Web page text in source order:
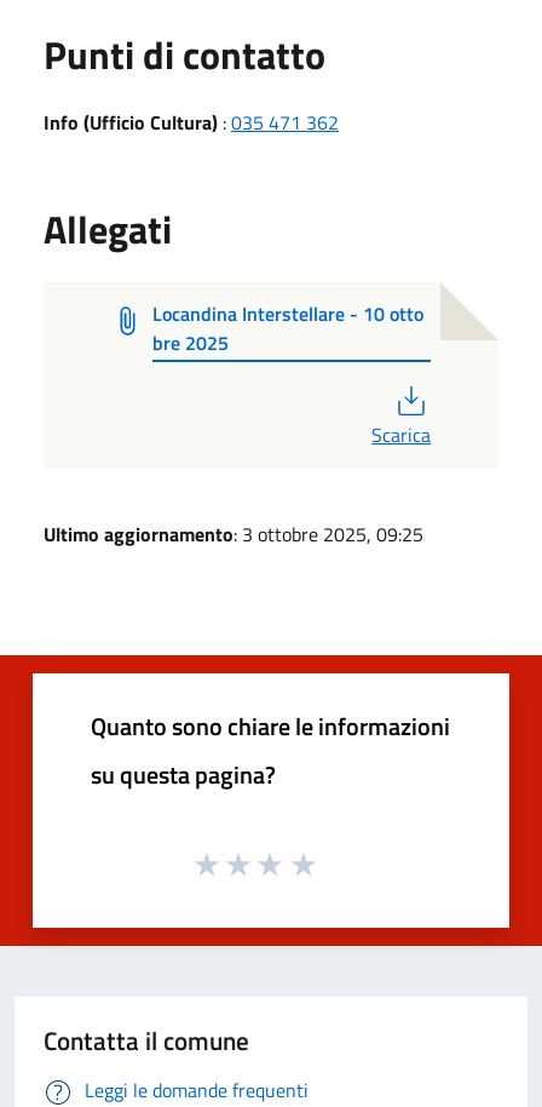
Punti di contatto
Info (Ufficio Cultura) :035 471 362
Allegati
Locandina Interstellare - 10 otto
bre 2025
Scarica
Ultimo aggiornamento: 3 ottobre 2025, 09:25
Quanto sono chiare le informazioni
su questa pagina?
Contatta il comune
Leggi le domande frequenti